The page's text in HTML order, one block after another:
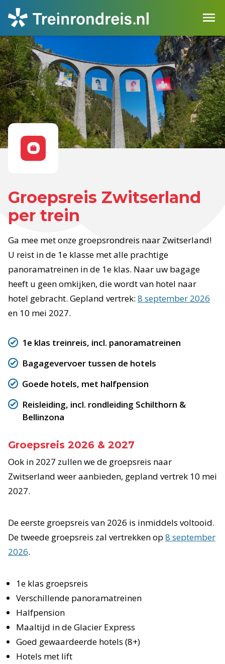
Groepsreis Zwitserland
per trein
Ga mee met onze groepsrondreis naar Zwitserland!
U reist in de 1e klasse met alle prachtige
panoramatreinen in de 1e klas. Naar uw bagage
heeft u geen omkijken, die wordt van hotel naar
hotel gebracht. Gepland vertrek: 8 september 2026
en 10 mei 2027.
1e klas treinreis, incl. panoramatreinen
Bagagevervoer tussen de hotels
Goede hotels, met halfpension
Reisleiding, incl. rondleiding Schilthorn &
Bellinzona
Groepsreis 2026 & 2027
Ook in 2027 zullen we de groepsreis naar
Zwitserland weer aanbieden, gepland vertrek 10 mei
2027.
De eerste groepsreis van 2026 is inmiddels voltooid.
De tweede groepsreis zal vertrekken op 8 september
2026.
1e klas groepsreis
Verschillende panoramatreinen
Halfpension
Maaltijd in de Glacier Express
Goed gewaardeerde hotels (8+)
Hotels met lift